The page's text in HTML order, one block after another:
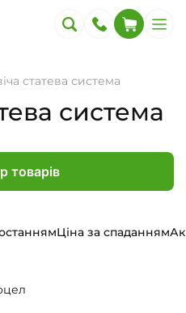
статева система
система
товарів
Ціна за спаданням